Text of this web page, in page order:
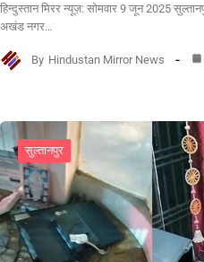
हिन्दुस्तान मिरर न्यूज़: सोमवार 9 जून 2025
अखंड नगर…
By Hindustan Mirror News
सुल्तानपुर